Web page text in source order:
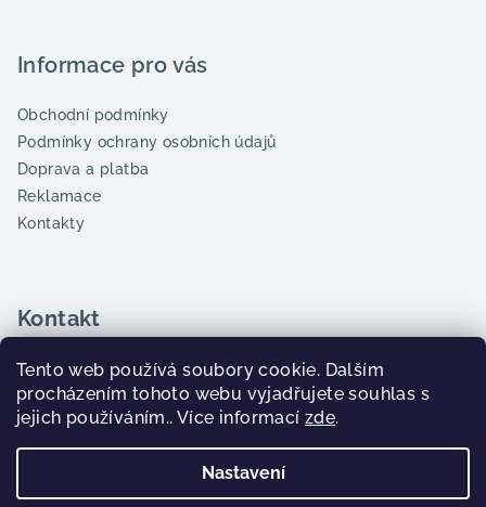
Tento web používá soubory cookie. Dalším
procházením tohoto webu vyjadřujete souhlas s
jejich používáním.. Více informací zde.
Nastavení
Informace pro vás
Obchodní podmínky
Podmínky ochrany osobních údajů
Doprava a platba
Reklamace
Kontakty
Kontakt
info@goatcup.cz
+420 606 66 44 42
WhatsApp